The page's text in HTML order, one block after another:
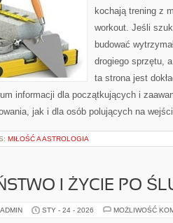
kochają trening z
workout. Jeśli
budować
drogiego sprzętu,
ta strona jest
informacji dla początkujących i
jak i dla osób polujących na
MIŁOŚĆ A ASTROLOGIA
I ŻYCIE PO
STY - 24 - 2026 MOŻLIWOŚĆ